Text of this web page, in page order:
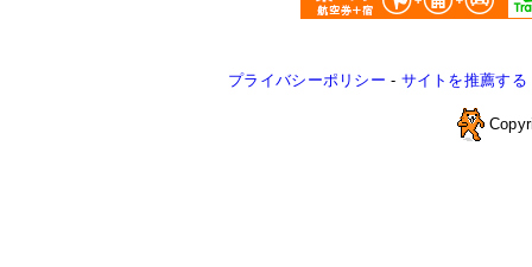
プライバシーポリシー - サイトを推薦する